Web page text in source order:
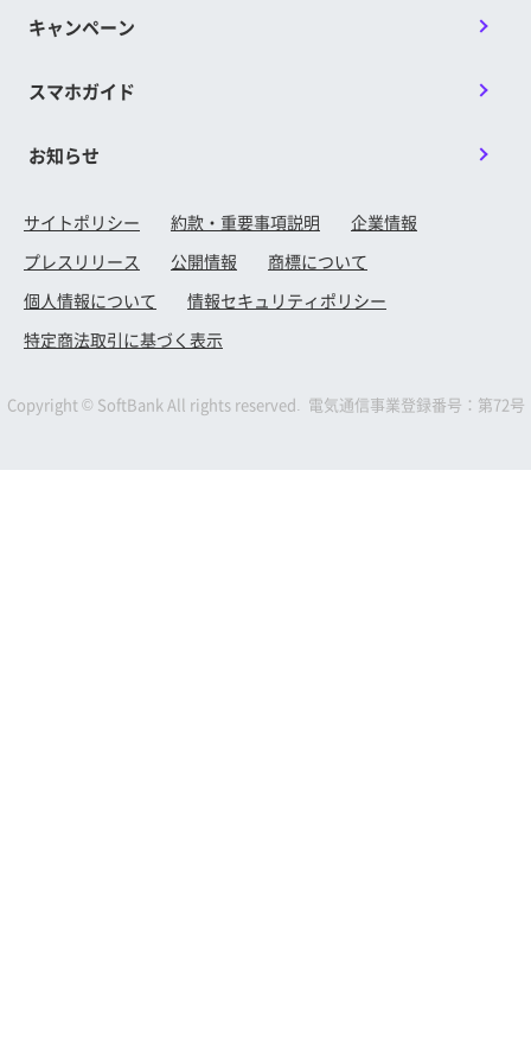
キャンペーン
スマホガイド
お知らせ
サイトポリシー 約款・重要事項説明
企業情報
プレスリリース
公開情報
商標について
個人情報について
情報セキュリティポリシー
特定商法取引に基づく表示
Copyright © SoftBank All rights reserved. 電気通信事業登録番号：第72号